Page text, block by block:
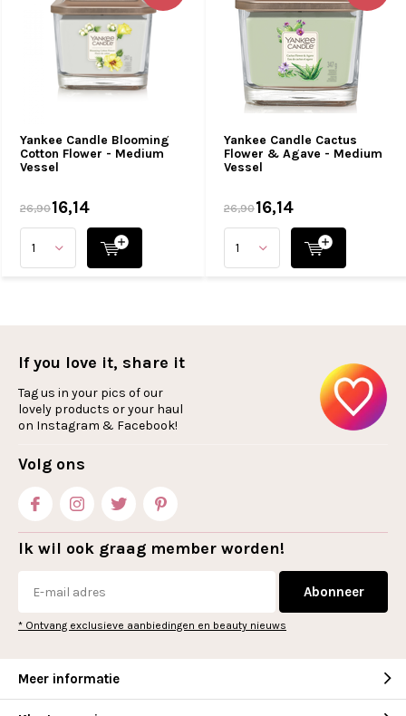
Yankee Candle Blooming
Cotton Flower - Medium
Vessel
26,9016,14
Yankee Candle Cactus
Flower & Agave - Medium
Vessel
26,9016,14
If you love it, share it
Tag us in your pics of our
lovely products or your haul
on Instagram & Facebook!
Volg ons
Ik wil ook graag member worden!
Abonneer
* Ontvang exclusieve aanbiedingen en beauty nieuws
Meer informatie